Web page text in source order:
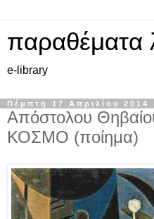
παραθέματα
e-library
Πέμπτη 17 Απριλίου 2014
Απόστολου
ΚΟΣΜΟ (ποίημα)